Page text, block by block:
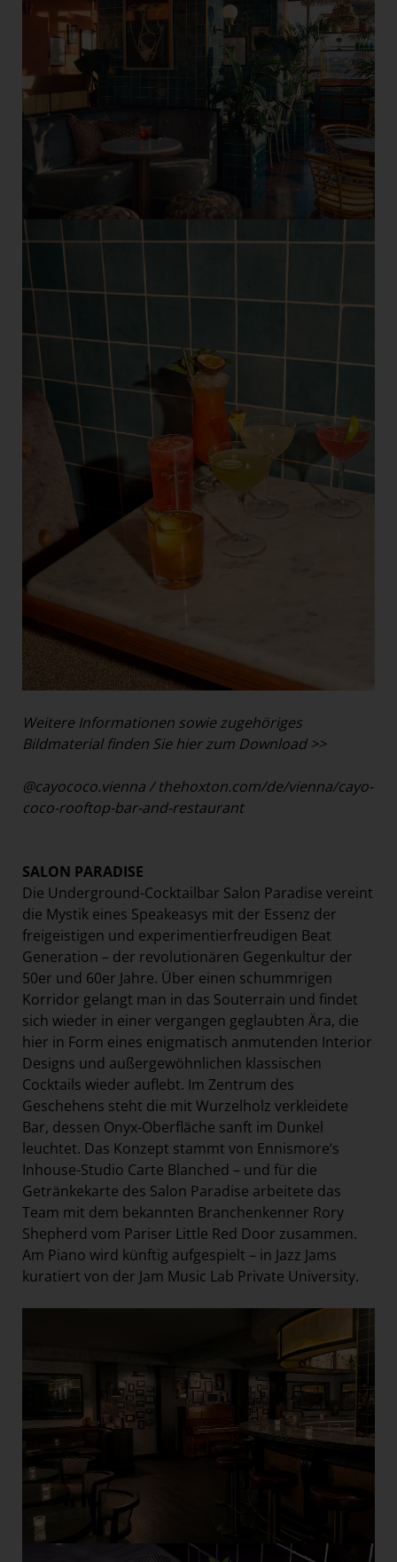
Weitere Informationen sowie zugehöriges
Bildmaterial finden Sie hier zum Download >>
@cayococo.vienna/thehoxton.com/de/vienna/cayo-
coco-rooftop-bar-and-restaurant
SALON PARADISE
Die Underground-Cocktailbar Salon Paradise vereint
die Mystik eines Speakeasys mit der Essenz der
freigeistigen und experimentierfreudigen Beat
Generation – der revolutionären Gegenkultur der
50er und 60er Jahre. Über einen schummrigen
Korridor gelangt man in das Souterrain und findet
sich wieder in einer vergangen geglaubten Ära, die
hier in Form eines enigmatisch anmutenden Interior
Designs und außergewöhnlichen klassischen
Cocktails wieder auflebt. Im Zentrum des
Geschehens steht die mit Wurzelholz verkleidete
Bar, dessen Onyx-Oberfläche sanft im Dunkel
leuchtet. Das Konzept stammt von Ennismore‘s
Inhouse-Studio Carte Blanched – und für die
Getränkekarte des Salon Paradise arbeitete das
Team mit dem bekannten Branchenkenner Rory
Shepherd vom Pariser Little Red Door zusammen.
Am Piano wird künftig aufgespielt – in Jazz Jams
kuratiert von der Jam Music Lab Private University.